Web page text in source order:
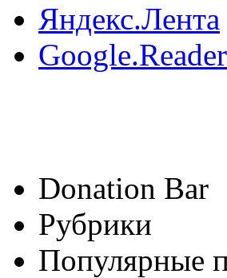
Яндекс.Лента
Google.Reader
Donation Bar
Рубрики
Популярные